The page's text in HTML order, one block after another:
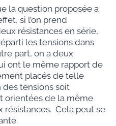
la question proposée a
si l’on prend
résistances en série,
les tensions dans
part, on a deux
ont le même rapport de
placés de telle
tensions soit
orientées de la même
résistances. Cela peut se